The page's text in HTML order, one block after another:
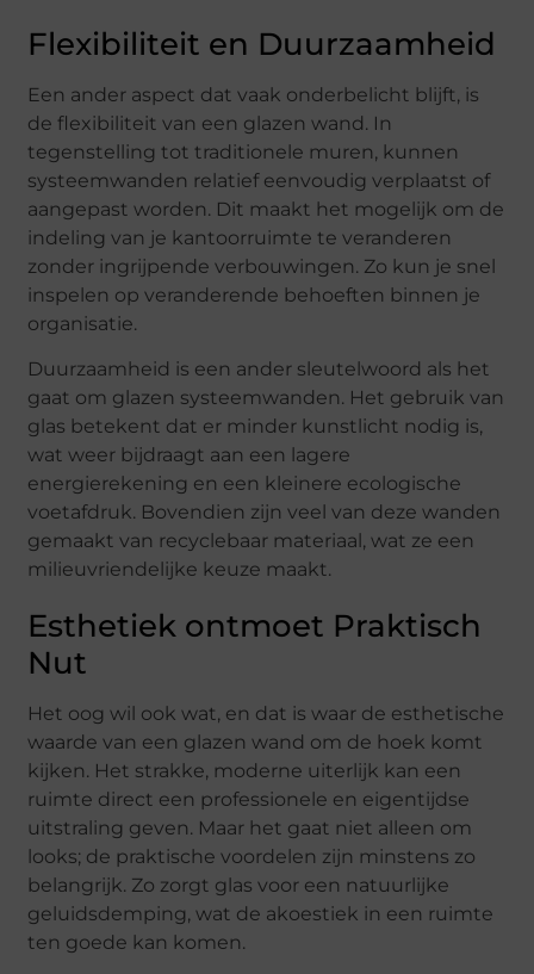
Flexibiliteit en Duurzaamheid
Een ander aspect dat vaak onderbelicht blijft, is
de flexibiliteit van een glazen wand. In
tegenstelling tot traditionele muren, kunnen
systeemwanden relatief eenvoudig verplaatst of
aangepast worden. Dit maakt het mogelijk om de
indeling van je kantoorruimte te veranderen
zonder ingrijpende verbouwingen. Zo kun je snel
inspelen op veranderende behoeften binnen je
organisatie.
Duurzaamheid is een ander sleutelwoord als het
gaat om glazen systeemwanden. Het gebruik van
glas betekent dat er minder kunstlicht nodig is,
wat weer bijdraagt aan een lagere
energierekening en een kleinere ecologische
voetafdruk. Bovendien zijn veel van deze wanden
gemaakt van recyclebaar materiaal, wat ze een
milieuvriendelijke keuze maakt.
Esthetiek ontmoet Praktisch
Nut
Het oog wil ook wat, en dat is waar de esthetische
waarde van een glazen wand om de hoek komt
kijken. Het strakke, moderne uiterlijk kan een
ruimte direct een professionele en eigentijdse
uitstraling geven. Maar het gaat niet alleen om
looks; de praktische voordelen zijn minstens zo
belangrijk. Zo zorgt glas voor een natuurlijke
geluidsdemping, wat de akoestiek in een ruimte
ten goede kan komen.